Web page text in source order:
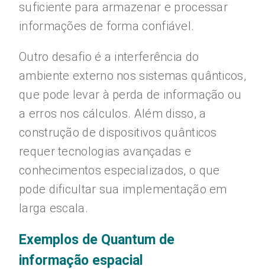
suficiente para armazenar e processar
informações de forma confiável.
Outro desafio é a interferência do
ambiente externo nos sistemas quânticos,
que pode levar à perda de informação ou
a erros nos cálculos. Além disso, a
construção de dispositivos quânticos
requer tecnologias avançadas e
conhecimentos especializados, o que
pode dificultar sua implementação em
larga escala.
Exemplos de Quantum de
informação espacial